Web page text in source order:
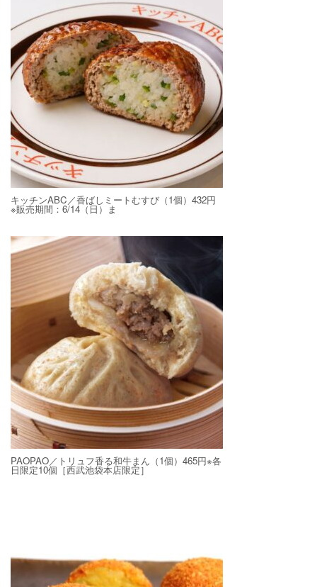
キッチンABC／香ばしミートむすび（1個）432円
※販売期間：6/14（日）ま
PAOPAO／トリュフ香る和牛まん（1個）465円※各
日限定10個［西武池袋本店限定］